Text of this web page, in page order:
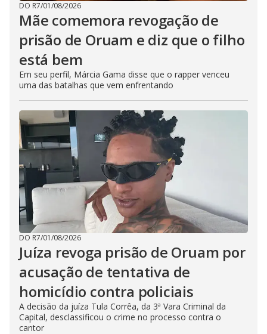
DO R7/01/08/2026
Mãe comemora revogação de
prisão de Oruam e diz que o filho
está bem
Em seu perfil, Márcia Gama disse que o rapper venceu
uma das batalhas que vem enfrentando
DO R7/01/08/2026
Juíza revoga prisão de Oruam por
acusação de tentativa de
homicídio contra policiais
A decisão da juíza Tula Corrêa, da 3ª Vara Criminal da
Capital, desclassificou o crime no processo contra o
cantor